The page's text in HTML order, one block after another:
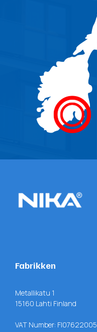
Fabrikken
Metallikatu 1
15160 Lahti Finland
VAT Number: FI07622005